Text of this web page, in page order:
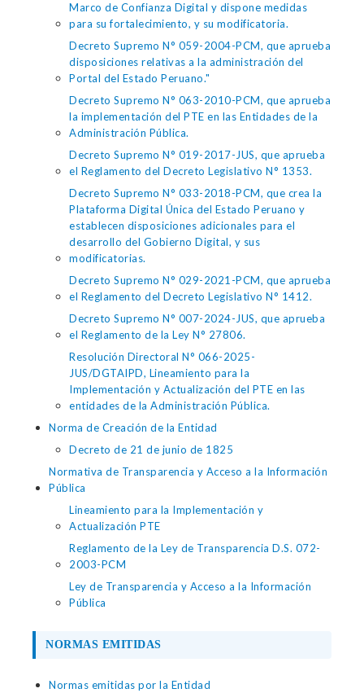
Marco de Confianza Digital y dispone medidas
para su fortalecimiento, y su modificatoria.
Decreto Supremo N° 059-2004-PCM, que aprueba
disposiciones relativas a la administración del
Portal del Estado Peruano."
Decreto Supremo N° 063-2010-PCM, que aprueba
la implementación del PTE en las Entidades de la
Administración Pública.
Decreto Supremo N° 019-2017-JUS, que aprueba
el Reglamento del Decreto Legislativo N° 1353.
Decreto Supremo N° 033-2018-PCM, que crea la
Plataforma Digital Única del Estado Peruano y
establecen disposiciones adicionales para el
desarrollo del Gobierno Digital, y sus
modificatorias.
Decreto Supremo N° 029-2021-PCM, que aprueba
el Reglamento del Decreto Legislativo N° 1412.
Decreto Supremo N° 007-2024-JUS, que aprueba
el Reglamento de la Ley N° 27806.
Resolución Directoral N° 066-2025-
JUS/DGTAIPD, Lineamiento para la
Implementación y Actualización del PTE en las
entidades de la Administración Pública.
Norma de Creación de la Entidad
Decreto de 21 de junio de 1825
Normativa de Transparencia y Acceso a la Información
Pública
Lineamiento para la Implementación y
Actualización PTE
Reglamento de la Ley de Transparencia D.S. 072-
2003-PCM
Ley de Transparencia y Acceso a la Información
Pública
NORMAS EMITIDAS
Normas emitidas por la Entidad